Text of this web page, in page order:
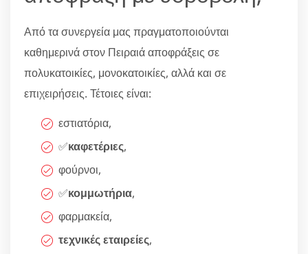
Από τα συνεργεία μας πραγματοποιούνται
καθημερινά στον Πειραιά αποφράξεις σε
πολυκατοικίες, μονοκατοικίες, αλλά και σε
επιχειρήσεις. Τέτοιες είναι:
εστιατόρια,
✅καφετέριες,
φούρνοι,
✅κομμωτήρια,
φαρμακεία,
τεχνικές εταιρείες,